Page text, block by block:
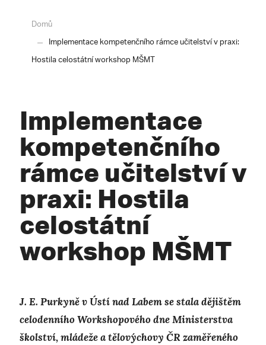
Domů
Implementace kompetenčního rámce učitelství v praxi:
Hostila celostátní workshop MŠMT
Implementace
kompetenčního
rámce učitelství v
praxi: Hostila
celostátní
workshop MŠMT
J. E. Purkyně v Ústí nad Labem se stala dějištěm
celodenního Workshopového dne Ministerstva
školství, mládeže a tělovýchovy ČR zaměřeného